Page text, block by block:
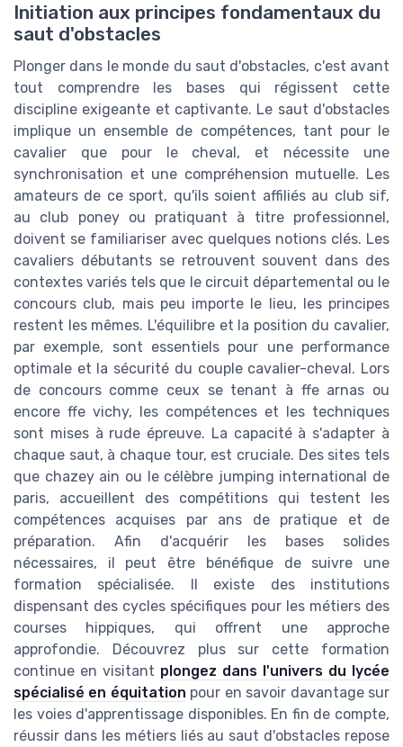
Initiation aux principes fondamentaux du
saut d'obstacles
Plonger dans le monde du saut d'obstacles, c'est avant
tout comprendre les bases qui régissent cette
discipline exigeante et captivante. Le saut d'obstacles
implique un ensemble de compétences, tant pour le
cavalier que pour le cheval, et nécessite une
synchronisation et une compréhension mutuelle. Les
amateurs de ce sport, qu'ils soient affiliés au club sif,
au club poney ou pratiquant à titre professionnel,
doivent se familiariser avec quelques notions clés. Les
cavaliers débutants se retrouvent souvent dans des
contextes variés tels que le circuit départemental ou le
concours club, mais peu importe le lieu, les principes
restent les mêmes. L'équilibre et la position du cavalier,
par exemple, sont essentiels pour une performance
optimale et la sécurité du couple cavalier-cheval. Lors
de concours comme ceux se tenant à ffe arnas ou
encore ffe vichy, les compétences et les techniques
sont mises à rude épreuve. La capacité à s'adapter à
chaque saut, à chaque tour, est cruciale. Des sites tels
que chazey ain ou le célèbre jumping international de
paris, accueillent des compétitions qui testent les
compétences acquises par ans de pratique et de
préparation. Afin d'acquérir les bases solides
nécessaires, il peut être bénéfique de suivre une
formation spécialisée. Il existe des institutions
dispensant des cycles spécifiques pour les métiers des
courses hippiques, qui offrent une approche
approfondie. Découvrez plus sur cette formation
continue en visitant plongez dans l'univers du lycée
spécialisé en équitation pour en savoir davantage sur
les voies d'apprentissage disponibles. En fin de compte,
réussir dans les métiers liés au saut d'obstacles repose